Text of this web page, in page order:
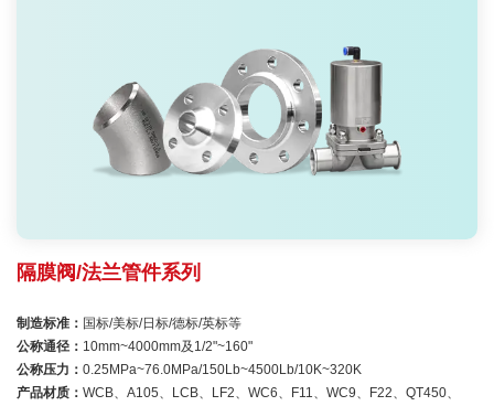
隔膜阀/法兰管件系列
制造标准： 国标/美标/日标/德标/英标等
公称通径： 10mm~4000mm及1/2"~160"
公称压力： 0.25MPa~76.0MPa/150Lb~4500Lb/10K~320K
产品材质： WCB、A105、LCB、LF2、WC6、F11、WC9、F22、QT450、